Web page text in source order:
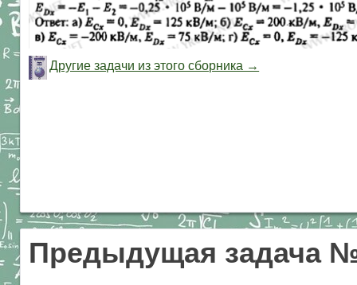
Другие задачи из этого сборника →
Предыдущая задача